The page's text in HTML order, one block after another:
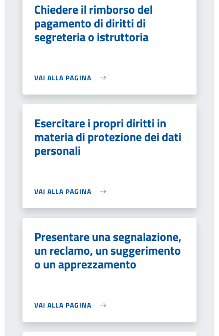
Chiedere il rimborso del
pagamento di diritti di
segreteria o istruttoria
VAI ALLA PAGINA
Esercitare i propri diritti in
materia di protezione dei dati
personali
VAI ALLA PAGINA
Presentare una segnalazione,
un reclamo, un suggerimento
o un apprezzamento
VAI ALLA PAGINA